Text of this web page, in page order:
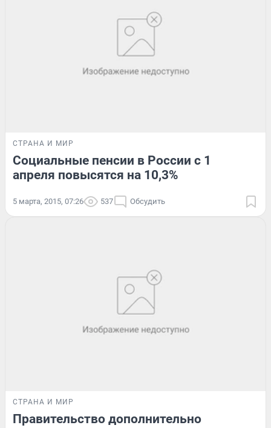
СТРАНА И МИР
Социальные пенсии в России с 1
апреля повысятся на 10,3%
5 марта, 2015, 07:26 537 Обсудить
СТРАНА И МИР
Правительство дополнительно